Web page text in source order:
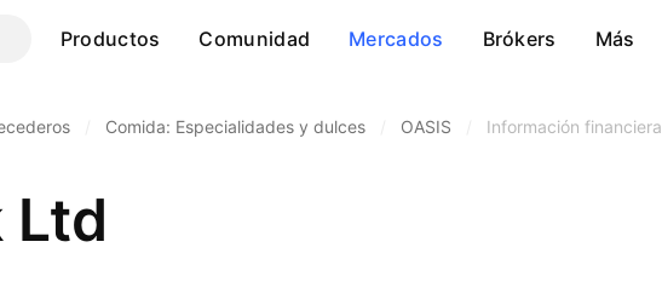
Productos Comunidad Mercados Brókers Más
Comida: Especialidades y dulces OASIS Información financiera
Ltd